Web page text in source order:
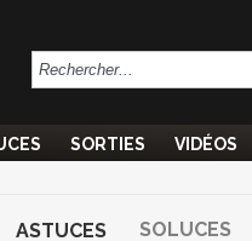
SORTIES VIDÉOS
ASTUCES SOLUCES